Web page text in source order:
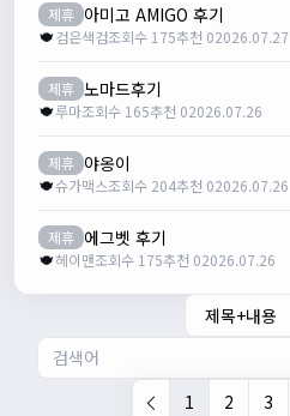
제휴 아미고 AMIGO 후기
검은색검조회수 175추천 02026.07.27
제휴 노마드후기
루마조회수 165추천 02026.07.26
제휴 야옹이
슈가맥스조회수 204추천 02026.07.26
제휴 에그벳 후기
헤이맨조회수 175추천 02026.07.26
1
2 3